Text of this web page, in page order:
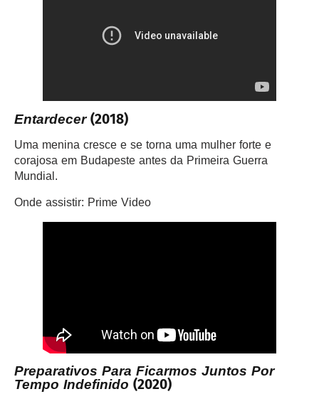
Entardecer(2018)
Uma menina cresce e se torna uma mulher forte e
corajosa em Budapeste antes da Primeira Guerra
Mundial.
Onde assistir: Prime Video
Preparativos Para Ficarmos Juntos Por
Tempo Indefinido (2020)